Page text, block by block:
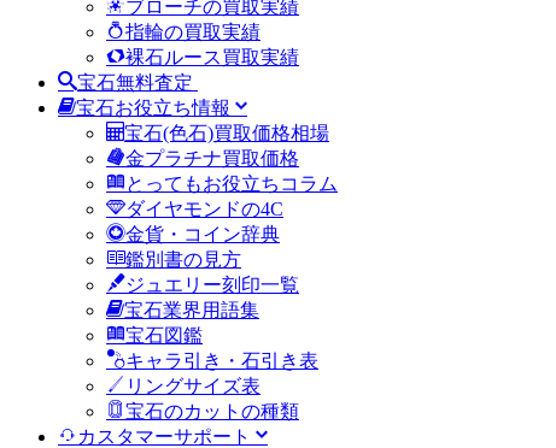
ブローチの買取実績
指輪の買取実績
裸石ルース買取実績
宝石無料査定
宝石お役立ち情報
宝石(色石)買取価格相場
金プラチナ買取価格
とってもお役立ちコラム
ダイヤモンドの4C
金貨・コイン辞典
鑑別書の見方
ジュエリー刻印一覧
宝石業界用語集
宝石図鑑
キャラ引き・石引き表
リングサイズ表
宝石のカットの種類
カスタマーサポート